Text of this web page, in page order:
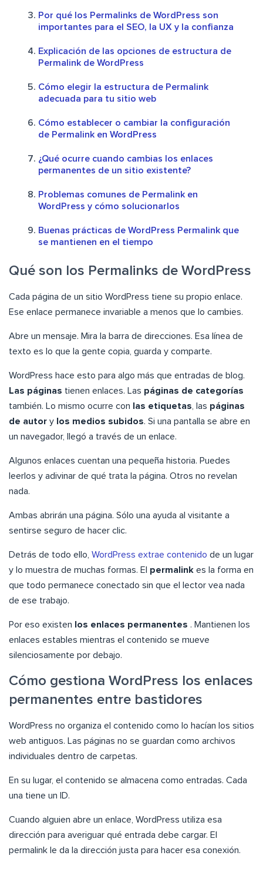
Por qué los Permalinks de WordPress son
importantes para el SEO, la UX y la confianza
Explicación de las opciones de estructura de
Permalink de WordPress
Cómo elegir la estructura de Permalink
adecuada para tu sitio web
Cómo establecer o cambiar la configuración
de Permalink en WordPress
¿Qué ocurre cuando cambias los enlaces
permanentes de un sitio existente?
Problemas comunes de Permalink en
WordPress y cómo solucionarlos
Buenas prácticas de WordPress Permalink que
se mantienen en el tiempo
Qué son los Permalinks de WordPress
Cada página de un sitio WordPress tiene su propio enlace.
Ese enlace permanece invariable a menos que lo cambies.
Abre un mensaje. Mira la barra de direcciones. Esa línea de
texto es lo que la gente copia, guarda y comparte.
WordPress hace esto para algo más que entradas de blog.
Las páginas tienen enlaces. Las páginas de categorías
también. Lo mismo ocurre con
las etiquetas, las páginas
de autor y los medios subidos. Si una pantalla se abre en
un navegador, llegó a través de un enlace.
Algunos enlaces cuentan una pequeña historia. Puedes
leerlos y adivinar de qué trata la página. Otros no revelan
nada.
Ambas abrirán una página. Sólo una ayuda al visitante a
sentirse seguro de hacer clic.
Detrás de todo ello, WordPress extrae contenido de un lugar
y lo muestra de muchas formas. El permalink es la forma en
que todo permanece conectado sin que el lector vea nada
de ese trabajo.
Por eso existen los enlaces permanentes . Mantienen los
enlaces estables mientras el contenido se mueve
silenciosamente por debajo.
Cómo gestiona WordPress los enlaces
permanentes entre bastidores
WordPress no organiza el contenido como lo hacían los sitios
web antiguos. Las páginas no se guardan como archivos
individuales dentro de carpetas.
En su lugar, el contenido se almacena como entradas. Cada
una tiene un ID.
Cuando alguien abre un enlace, WordPress utiliza esa
dirección para averiguar qué entrada debe cargar. El
permalink le da la dirección justa para hacer esa conexión.